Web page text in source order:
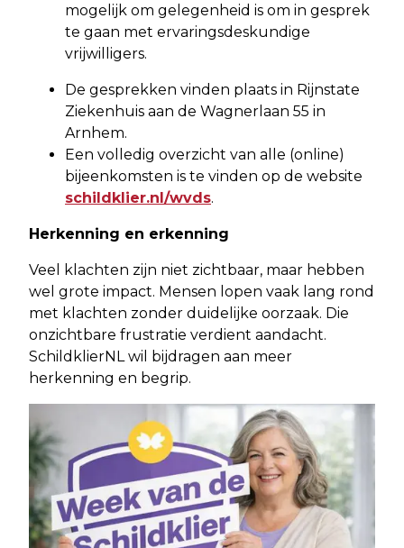
mogelijk om gelegenheid is om in gesprek
te gaan met ervaringsdeskundige
vrijwilligers.
De gesprekken vinden plaats in Rijnstate
Ziekenhuis aan de Wagnerlaan 55 in
Arnhem.
Een volledig overzicht van alle (online)
bijeenkomsten is te vinden op de website
schildklier.nl/wvds.
Herkenning en erkenning
Veel klachten zijn niet zichtbaar, maar hebben
wel grote impact. Mensen lopen vaak lang rond
met klachten zonder duidelijke oorzaak. Die
onzichtbare frustratie verdient aandacht.
SchildklierNL wil bijdragen aan meer
herkenning en begrip.